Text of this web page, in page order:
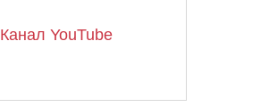
Канал YouTube